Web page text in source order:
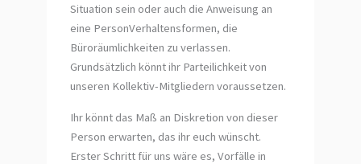
Situation sein oder auch die Anweisung an
eine PersonVerhaltensformen, die
Büroräumlichkeiten zu verlassen.
Grundsätzlich könnt ihr Parteilichkeit von
unseren Kollektiv-Mitgliedern voraussetzen.
Ihr könnt das Maß an Diskretion von dieser
Person erwarten, das ihr euch wünscht.
Erster Schritt für uns wäre es, Vorfälle in